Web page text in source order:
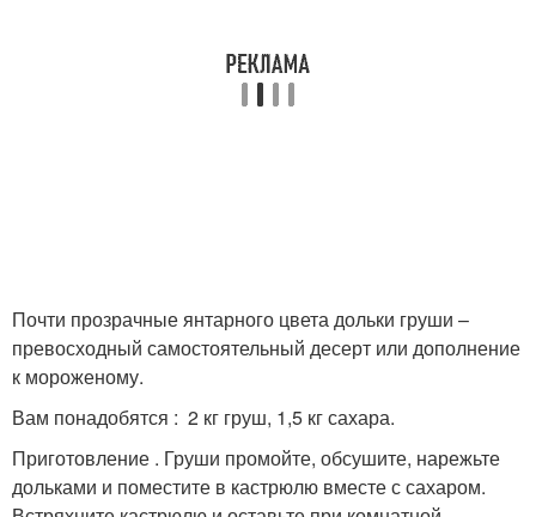
Почти прозрачные янтарного цвета дольки груши –
превосходный самостоятельный десерт или дополнение
к мороженому.
Вам понадобятся : 2 кг груш, 1,5 кг сахара.
Приготовление . Груши промойте, обсушите, нарежьте
дольками и поместите в кастрюлю вместе с сахаром.